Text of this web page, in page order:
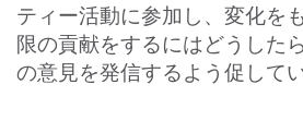
ティー活動に参加し、変化を
限の貢献をするにはどうした
の意見を発信するよう促してい